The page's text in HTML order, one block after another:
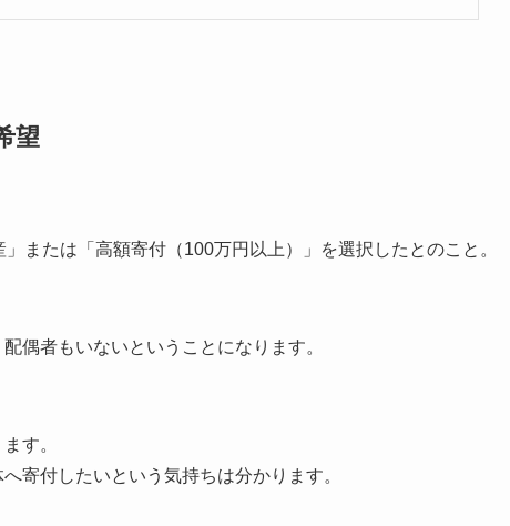
望
または「高額寄付（100万円以上）」を選択したとのこと。
偶者もいないということになります。
す。
寄付したいという気持ちは分かります。